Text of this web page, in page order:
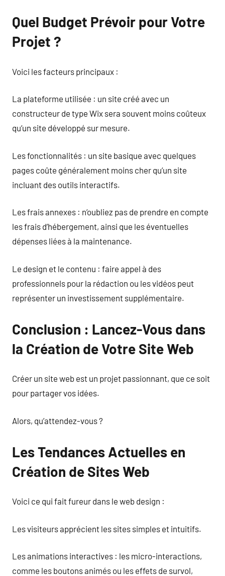
Quel Budget Prévoir pour Votre
Projet ?
Voici les facteurs principaux :
La plateforme utilisée : un site créé avec un
constructeur de type Wix sera souvent moins coûteux
qu’un site développé sur mesure.
Les fonctionnalités : un site basique avec quelques
pages coûte généralement moins cher qu’un site
incluant des outils interactifs.
Les frais annexes : n’oubliez pas de prendre en compte
les frais d’hébergement, ainsi que les éventuelles
dépenses liées à la maintenance.
Le design et le contenu : faire appel à des
professionnels pour la rédaction ou les vidéos peut
représenter un investissement supplémentaire.
Conclusion : Lancez-Vous dans
la Création de Votre Site Web
Créer un site web est un projet passionnant, que ce soit
pour partager vos idées.
Alors, qu’attendez-vous ?
Les Tendances Actuelles en
Création de Sites Web
Voici ce qui fait fureur dans le web design :
Les visiteurs apprécient les sites simples et intuitifs.
Les animations interactives : les micro-interactions,
comme les boutons animés ou les effets de survol,